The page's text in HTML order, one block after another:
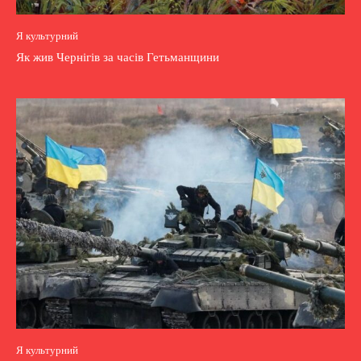
Я культурний
Як жив Чернігів за часів Гетьманщини
Я культурний